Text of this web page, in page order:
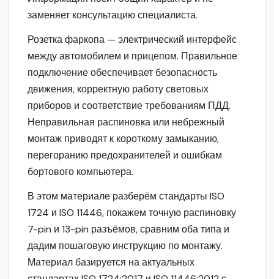
заменяет консультацию специалиста.
Розетка фаркопа — электрический интерфейс
между автомобилем и прицепом. Правильное
подключение обеспечивает безопасность
движения, корректную работу световых
приборов и соответствие требованиям ПДД.
Неправильная распиновка или небрежный
монтаж приводят к короткому замыканию,
перегоранию предохранителей и ошибкам
бортового компьютера.
В этом материале разберём стандарты ISO
1724 и ISO 11446, покажем точную распиновку
7-pin и 13-pin разъёмов, сравним оба типа и
дадим пошаговую инструкцию по монтажу.
Материал базируется на актуальных